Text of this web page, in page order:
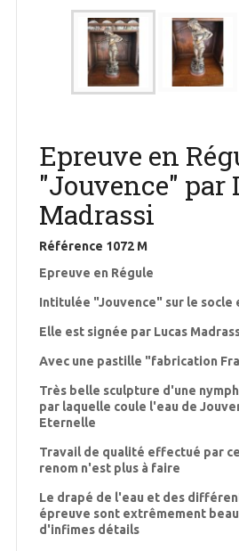
Epreuve en
"Jouvence" par
Madrassi
Référence 1072 M
Epreuve en Régule
Intitulée "Jouvence" sur le socle
Elle est signée par Lucas
Avec une pastille "fabrication
Très belle sculpture d'une
par laquelle coule l'eau de
Eternelle
Travail de qualité effectué par
renom n'est plus à faire
Le drapé de l'eau et des
épreuve sont extrêmement
d'infimes détails